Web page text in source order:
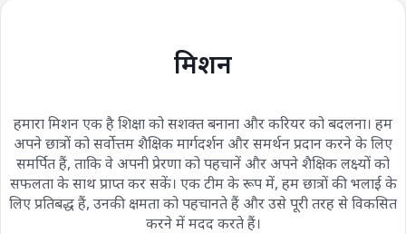
मिशन
हमारा मिशन एक है शिक्षा को सशक्त बनाना और करियर को बदलना। हम
अपने छात्रों को सर्वोत्तम शैक्षिक मार्गदर्शन और समर्थन प्रदान करने के लिए
समर्पित हैं, ताकि वे अपनी प्रेरणा को पहचानें और अपने शैक्षिक लक्ष्यों को
सफलता के साथ प्राप्त कर सकें। एक टीम के रूप में, हम छात्रों की भलाई के
लिए प्रतिबद्ध हैं, उनकी क्षमता को पहचानते हैं और उसे पूरी तरह से विकसित
करने में मदद करते हैं।